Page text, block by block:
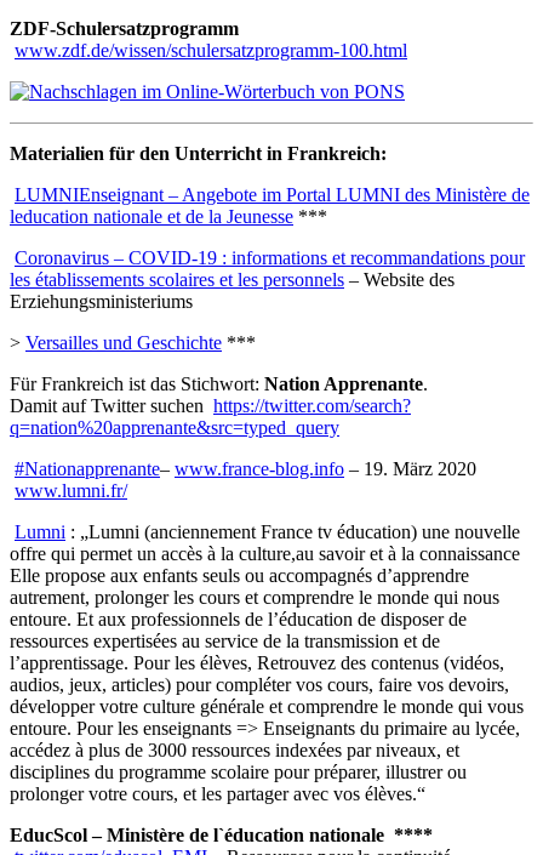
ZDF-Schulersatzprogramm
www.zdf.de/wissen/schulersatzprogramm-100.html
Materialien für den Unterricht in Frankreich:
LUMNIEnseignant– Angebote im Portal LUMNI des Ministère de
leducation nationale et de la Jeunesse ***
Coronavirus – COVID-19 : informations et recommandations pour
les établissements scolaires et les personnels – Website des
Erziehungsministeriums
> Versailles und Geschichte ***
Für Frankreich ist das Stichwort: Nation Apprenante.
Damit auf Twitter suchen https://twitter.com/search?
q=nation%20apprenante&src=typed_query
#Nationapprenante– www.france-blog.info – 19. März 2020
www.lumni.fr/
Lumni : „Lumni (anciennement France tv éducation) une nouvelle
offre qui permet un accès à la culture,au savoir et à la connaissance
Elle propose aux enfants seuls ou accompagnés d’apprendre
autrement, prolonger les cours et comprendre le monde qui nous
entoure. Et aux professionnels de l’éducation de disposer de
ressources expertisées au service de la transmission et de
l’apprentissage. Pour les élèves, Retrouvez des contenus (vidéos,
audios, jeux, articles) pour compléter vos cours, faire vos devoirs,
développer votre culture générale et comprendre le monde qui vous
entoure. Pour les enseignants => Enseignants du primaire au lycée,
accédez à plus de 3000 ressources indexées par niveaux, et
disciplines du programme scolaire pour préparer, illustrer ou
prolonger votre cours, et les partager avec vos élèves.“
EducScol – Ministère de l`éducation nationale ****